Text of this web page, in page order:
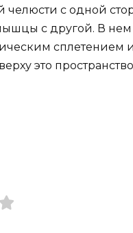
челюсти с одной
с другой. В нем
это